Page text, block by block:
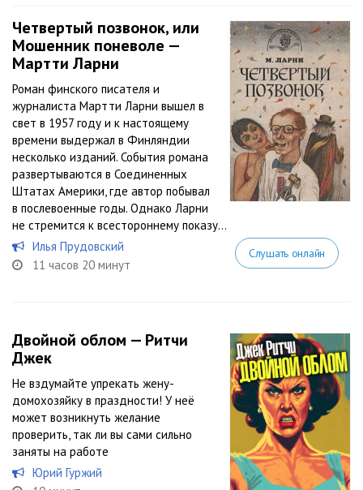
Четвертый позвонок, или
Мошенник поневоле —
Мартти Ларни
Роман финского писателя и
журналиста Мартти Ларни вышел в
свет в 1957 году и к настоящему
времени выдержал в Финляндии
несколько изданий. События романа
развертываются в Соединенных
Штатах Америки, где автор побывал
в послевоенные годы. Однако Ларни
не стремится к всестороннему показу...
Илья Прудовский
11 часов 20 минут
Слушать онлайн
Двойной облом — Ритчи
Джек
Не вздумайте упрекать жену-
домохозяйку в праздности! У неё
может возникнуть желание
проверить, так ли вы сами сильно
заняты на работе
Юрий Гуржий